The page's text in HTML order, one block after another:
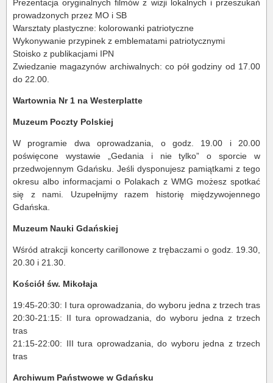
Prezentacja oryginalnych filmów z wizji lokalnych i przeszukań
prowadzonych przez MO i SB
Warsztaty plastyczne: kolorowanki patriotyczne
Wykonywanie przypinek z emblematami patriotycznymi
Stoisko z publikacjami IPN
Zwiedzanie magazynów archiwalnych: co pół godziny od 17.00
do 22.00.
Wartownia Nr 1 na Westerplatte
Muzeum Poczty Polskiej
W programie dwa oprowadzania, o godz. 19.00 i 20.00
poświęcone wystawie „Gedania i nie tylko” o sporcie w
przedwojennym Gdańsku. Jeśli dysponujesz pamiątkami z tego
okresu albo informacjami o Polakach z WMG możesz spotkać
się z nami. Uzupełnijmy razem historię międzywojennego
Gdańska.
Muzeum Nauki Gdańskiej
Wśród atrakcji koncerty carillonowe z trębaczami o godz. 19.30,
20.30 i 21.30.
Kościół św. Mikołaja
19:45-20:30: I tura oprowadzania, do wyboru jedna z trzech tras
20:30-21:15: II tura oprowadzania, do wyboru jedna z trzech
tras
21:15-22:00: III tura oprowadzania, do wyboru jedna z trzech
tras
Archiwum Państwowe w Gdańsku